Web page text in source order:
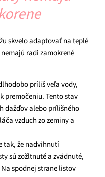
skvelo adaptovať na teplé
radi zamokrené
príliš veľa vody,
premočeniu. Tento stav
dažďov alebo prílišného
vzduch zo zeminy a
tak, že nadvihnutí
sú zožltnuté a zvädnuté,
spodnej strane listov